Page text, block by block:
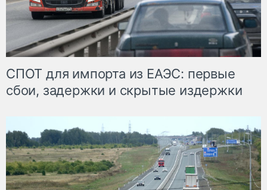
СПОТ для импорта из ЕАЭС: первые
сбои, задержки и скрытые издержки